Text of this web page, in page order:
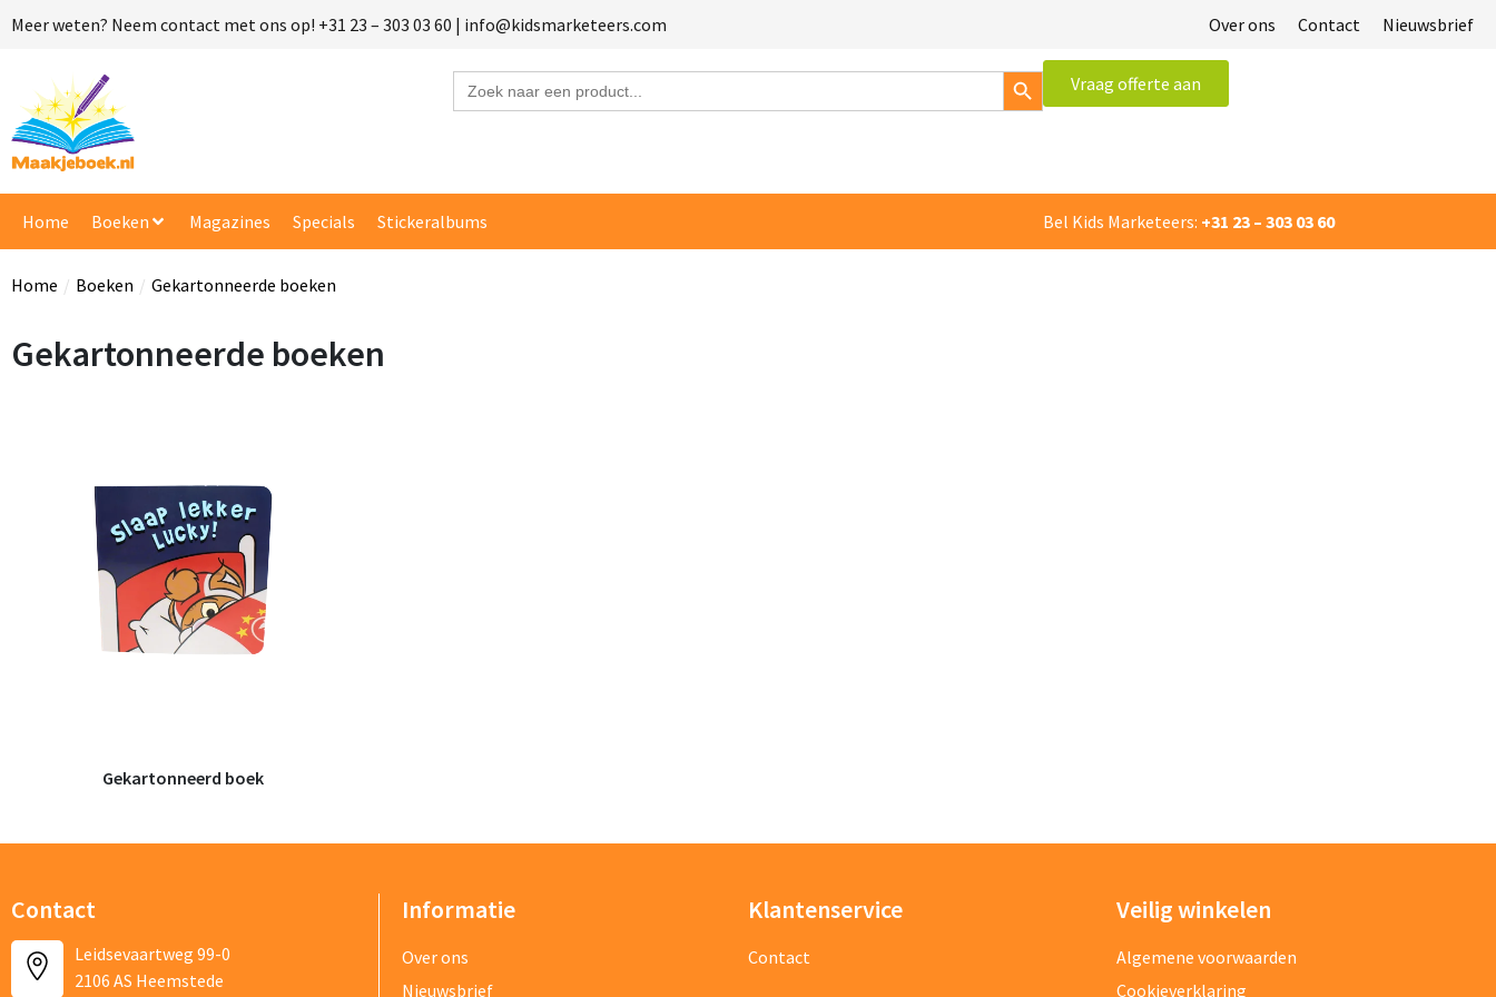
Meer weten? Neem contact met ons op! +31 23 – 303 03 60 | info@kidsmarketeers.com Over ons Contact Nieuwsbrief
Zoek
naar:
Zoekknop
Vraag offerte aan
Home Boeken Magazines Specials Stickeralbums Bel Kids Marketeers: +31 23 – 303 03 60
Home / Boeken / Gekartonneerde boeken
Gekartonneerde boeken
Gekartonneerd boek
Contact
Leidsevaartweg 99-0
2106 AS Heemstede
Informatie
Over ons
Nieuwsbrief
Klantenservice
Contact
Veilig winkelen
Algemene voorwaarden
Cookieverklaring
Vul onderstaand formulier in en vraag direct een offerte aan.